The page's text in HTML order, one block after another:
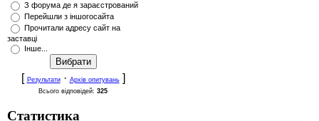
З форума де я зараєстрований
Перейшли з іншогосайта
Прочитали адресу сайт на
заставці
Інше...
[ Результати· Архів опитувань]
Всього відповідей: 325
Статистика